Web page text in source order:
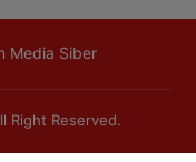
Media Siber
Right Reserved.